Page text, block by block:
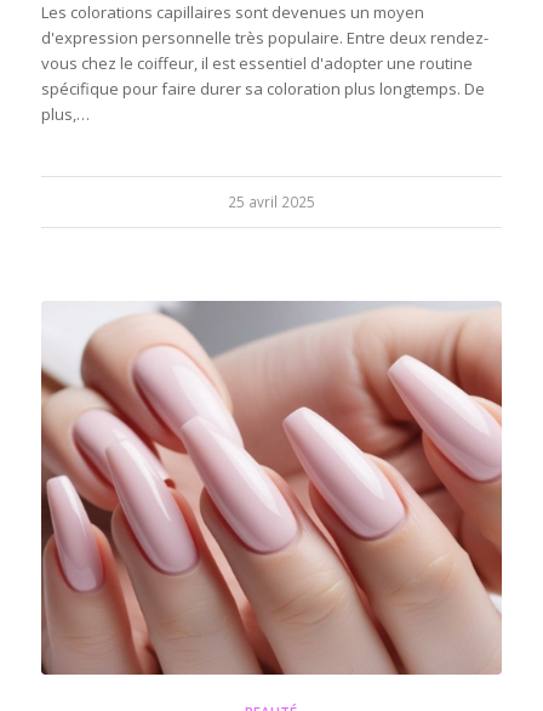
Les colorations capillaires sont devenues un moyen
d'expression personnelle très populaire. Entre deux rendez-
vous chez le coiffeur, il est essentiel d'adopter une routine
spécifique pour faire durer sa coloration plus longtemps. De
plus,…
25 avril 2025